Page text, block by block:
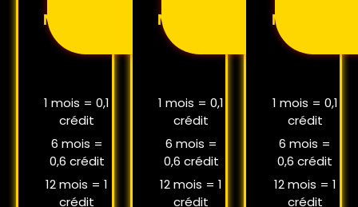
Month
1 mois = 0,1
crédit
6 mois =
0,6 crédit
12 mois = 1
crédit
Month
1 mois = 0,1
crédit
6 mois =
0,6 crédit
12 mois = 1
crédit
Month
1 mois = 0,1
crédit
6 mois =
0,6 crédit
12 mois = 1
crédit